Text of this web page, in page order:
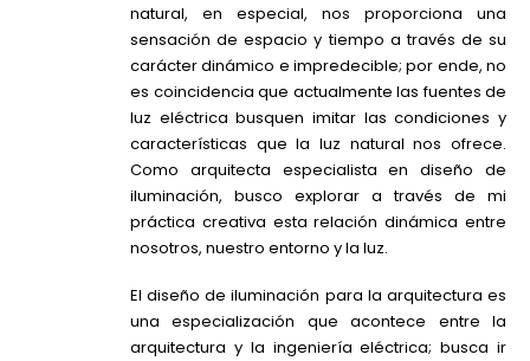
natural, en especial, nos proporciona una
sensación de espacio y tiempo a través de su
carácter dinámico e impredecible; por ende, no
es coincidencia que actualmente las fuentes de
luz eléctrica busquen imitar las condiciones y
características que la luz natural nos ofrece.
Como arquitecta especialista en diseño de
iluminación, busco explorar a través de mi
práctica creativa esta relación dinámica entre
nosotros, nuestro entorno y la luz.
El diseño de iluminación para la arquitectura es
una especialización que acontece entre la
arquitectura y la ingeniería eléctrica; busca ir